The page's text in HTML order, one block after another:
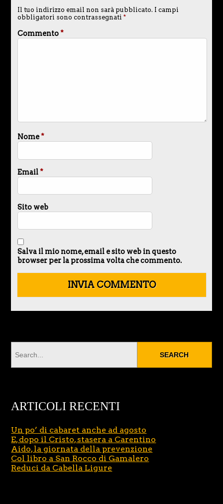
Il tuo indirizzo email non sarà pubblicato. I campi
obbligatori sono contrassegnati *
Commento*
Nome*
Email*
Sito web
Salva il mio nome, email e sito web in questo
browser per la prossima volta che commento.
ARTICOLI RECENTI
Un po’ di cabaret anche ad agosto
E, dopo il Cristo, stasera a Carentino
Aido, la giornata della prevenzione
Col libro a San Rocco di Gamalero
Reduci da Cabella Ligure